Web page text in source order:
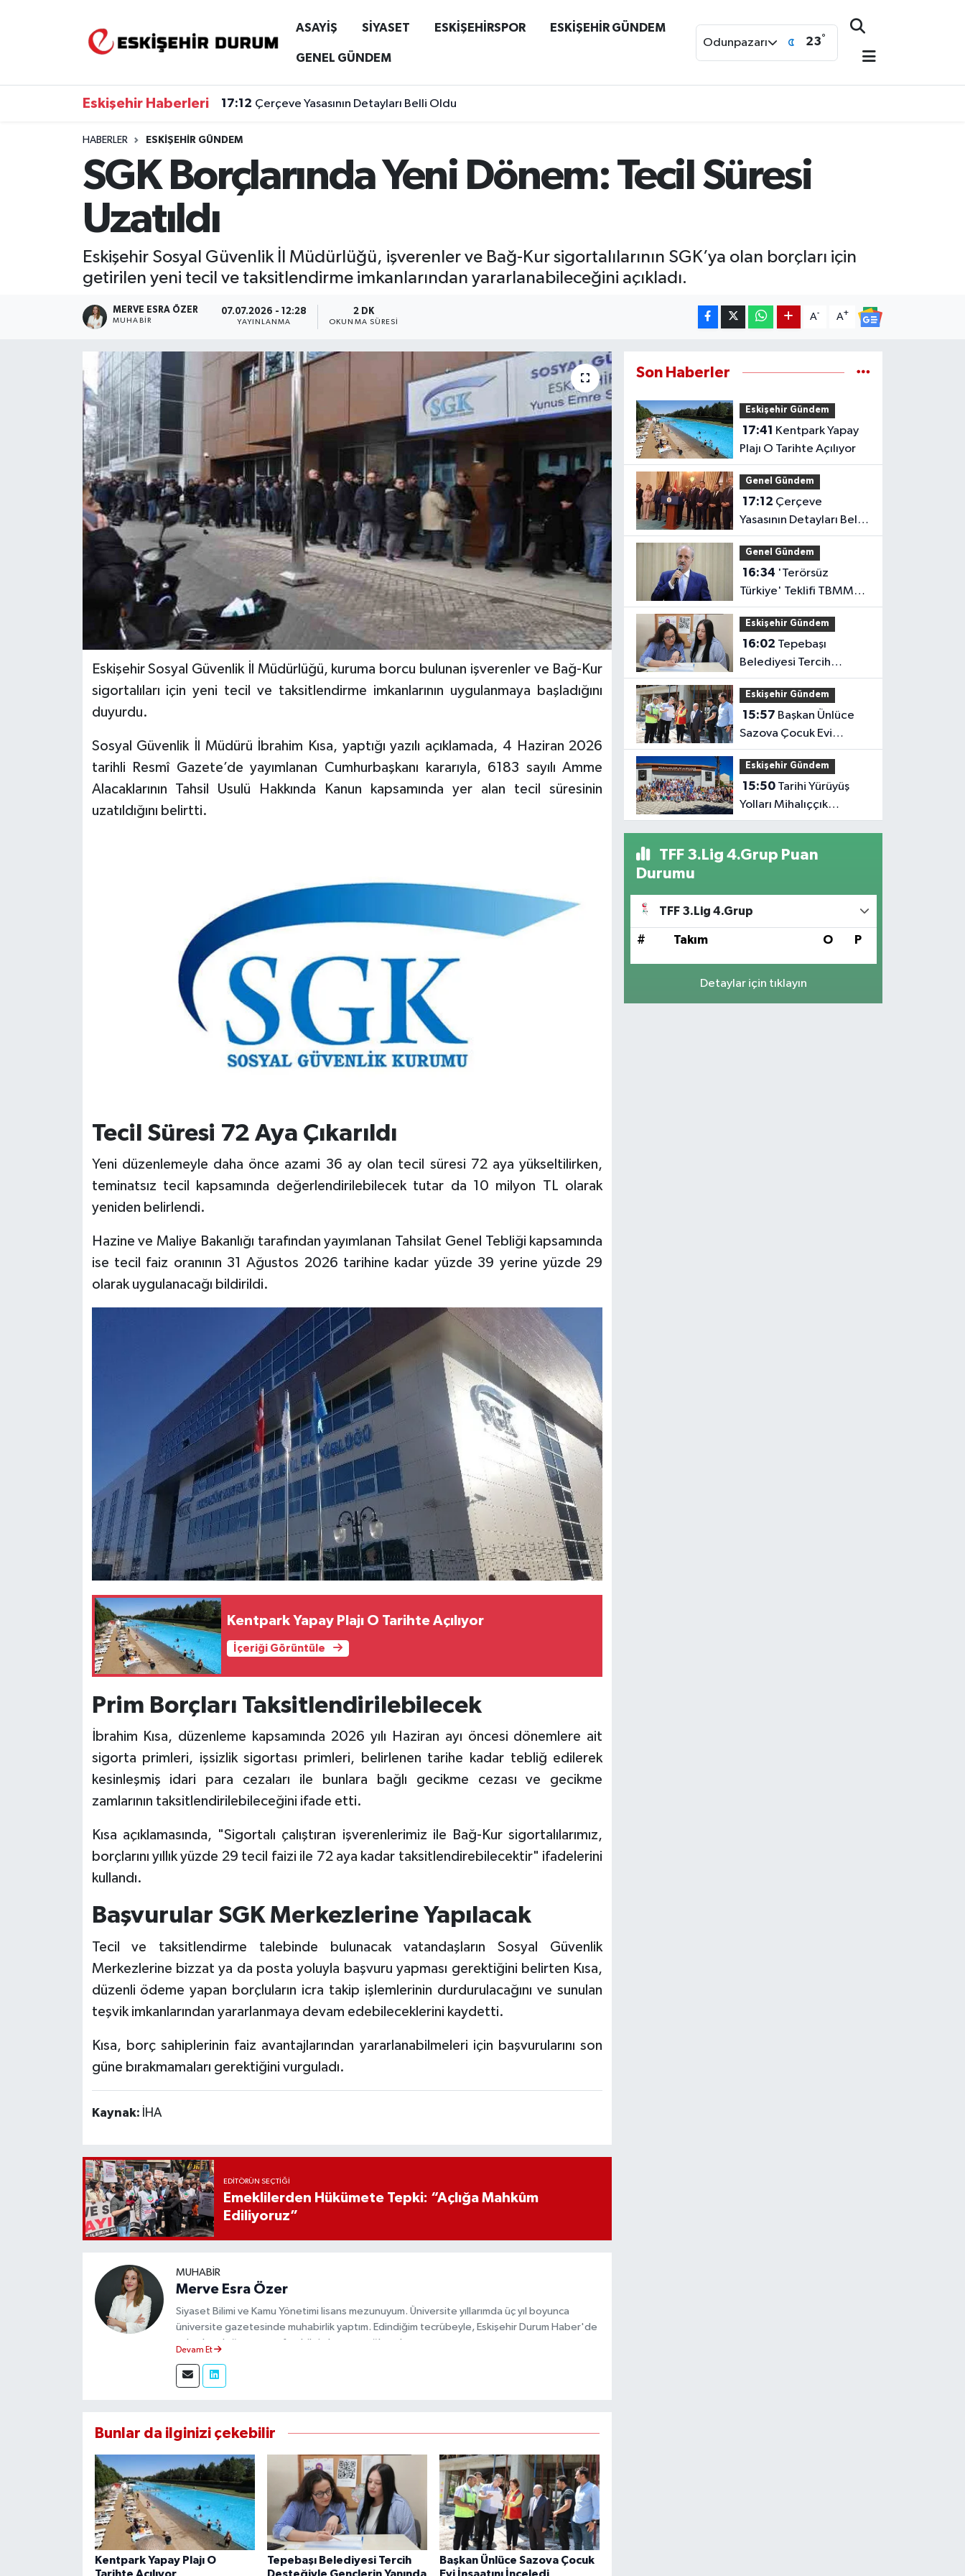
ASAYİŞ SİYASET ESKİŞEHİRSPOR ESKİŞEHİR GÜNDEM
GENEL GÜNDEM
Odunpazarı 23°
Eskişehir Haberleri 17:12 Çerçeve Yasasının Detayları Belli Oldu
HABERLER ESKIŞEHIR GÜNDEM
SGK Borçlarında Yeni Dönem: Tecil Süresi
Uzatıldı
Eskişehir Sosyal Güvenlik İl Müdürlüğü, işverenler ve Bağ-Kur sigortalılarının SGK’ya olan borçları için
getirilen yeni tecil ve taksitlendirme imkanlarından yararlanabileceğini açıkladı.
MERVE ESRA ÖZER
MUHABIR
07.07.2026 - 12:28
YAYINLANMA
2 DK
OKUNMA SÜRESI
A- A+
Eskişehir Sosyal Güvenlik İl Müdürlüğü, kuruma borcu bulunan işverenler ve Bağ-Kur
sigortalıları için yeni tecil ve taksitlendirme imkanlarının uygulanmaya başladığını
duyurdu.
Sosyal Güvenlik İl Müdürü İbrahim Kısa, yaptığı yazılı açıklamada, 4 Haziran 2026
tarihli Resmî Gazete’de yayımlanan Cumhurbaşkanı kararıyla, 6183 sayılı Amme
Alacaklarının Tahsil Usulü Hakkında Kanun kapsamında yer alan tecil süresinin
uzatıldığını belirtti.
Tecil Süresi 72 Aya Çıkarıldı
Yeni düzenlemeyle daha önce azami 36 ay olan tecil süresi 72 aya yükseltilirken,
teminatsız tecil kapsamında değerlendirilebilecek tutar da 10 milyon TL olarak
yeniden belirlendi.
Hazine ve Maliye Bakanlığı tarafından yayımlanan Tahsilat Genel Tebliği kapsamında
ise tecil faiz oranının 31 Ağustos 2026 tarihine kadar yüzde 39 yerine yüzde 29
olarak uygulanacağı bildirildi.
Kentpark Yapay Plajı O Tarihte Açılıyor
İçeriği Görüntüle
Prim Borçları Taksitlendirilebilecek
İbrahim Kısa, düzenleme kapsamında 2026 yılı Haziran ayı öncesi dönemlere ait
sigorta primleri, işsizlik sigortası primleri, belirlenen tarihe kadar tebliğ edilerek
kesinleşmiş idari para cezaları ile bunlara bağlı gecikme cezası ve gecikme
zamlarının taksitlendirilebileceğini ifade etti.
Kısa açıklamasında, "Sigortalı çalıştıran işverenlerimiz ile Bağ-Kur sigortalılarımız,
borçlarını yıllık yüzde 29 tecil faizi ile 72 aya kadar taksitlendirebilecektir" ifadelerini
kullandı.
Başvurular SGK Merkezlerine Yapılacak
Tecil ve taksitlendirme talebinde bulunacak vatandaşların Sosyal Güvenlik
Merkezlerine bizzat ya da posta yoluyla başvuru yapması gerektiğini belirten Kısa,
düzenli ödeme yapan borçluların icra takip işlemlerinin durdurulacağını ve sunulan
teşvik imkanlarından yararlanmaya devam edebileceklerini kaydetti.
Kısa, borç sahiplerinin faiz avantajlarından yararlanabilmeleri için başvurularını son
güne bırakmamaları gerektiğini vurguladı.
Kaynak: İHA
EDITÖRÜN SEÇTIĞI
Emeklilerden Hükümete Tepki: “Açlığa Mahkûm
Ediliyoruz”
MUHABIR
Merve Esra Özer
Siyaset Bilimi ve Kamu Yönetimi lisans mezunuyum. Üniversite yıllarımda üç yıl boyunca
üniversite gazetesinde muhabirlik yaptım. Edindiğim tecrübeyle, Eskişehir Durum Haber'de
sahadan doğru ve tarafsız bilgi aktarımı sağlamaktayım.
Devam Et
Bunlar da ilginizi çekebilir
Kentpark Yapay Plajı O
Tarihte Açılıyor
Tepebaşı Belediyesi Tercih
Desteğiyle Gençlerin Yanında
Başkan Ünlüce Sazova Çocuk
Evi İnşaatını İnceledi
Son Haberler
Eskişehir Gündem
17:41
Plajı O Tarihte Açılıyor
Genel Gündem
17:12
Yasasının Detayları Belli
Oldu
Genel Gündem
16:34
Türkiye' Teklifi TBMM
Başkanlığına Sunuldu
Eskişehir Gündem
16:02
Belediyesi Tercih
Desteğiyle Gençlerin
Yanında
Eskişehir Gündem
15:57
Sazova Çocuk Evi
İnşaatını İnceledi
Eskişehir Gündem
15:50Tarihi Yürüyüş
Yolları Mihalıççık
Rotasıyla Devam Etti
TFF 3.Lig 4.Grup Puan
Durumu
TFF 3.Lig 4.Grup
# Takım O P
Detaylar için tıklayın
Eskişehir Nöbetçi Eczaneler
Eskişehir Trafik Yoğunluk Haritası
Süper Lig Puan Durumu ve Fikstür
Son Dakika Haberleri
Haber Arşivi